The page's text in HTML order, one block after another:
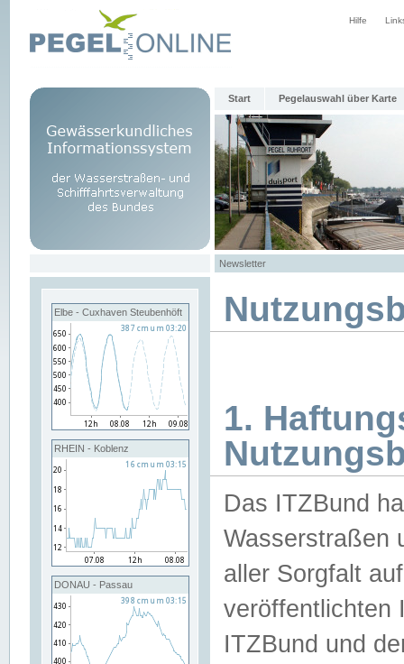
Hilfe
Start Pegelauswahl über Karte
Newsletter
Elbe - Cuxhaven Steubenhöft
RHEIN - Koblenz
DONAU - Passau
1.
Das ITZBund
Wasserstraßen
aller Sorgfalt
veröffentlichten
ITZBund und